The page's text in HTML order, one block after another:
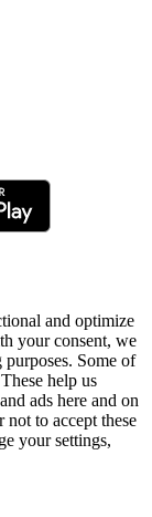
and optimize
your consent, we
Some of
help us
ads here and on
not to accept these
your settings,